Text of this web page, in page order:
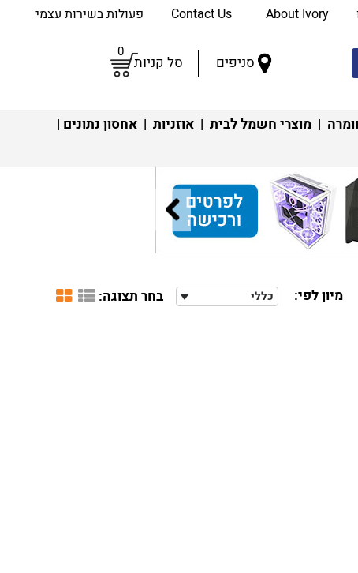
About Ivory פעולות בשירות עצמי
סניפים סל קניות
0
| מוצרי חשמל לבית | אוזניות | אחסון נתונים |
מיון לפי: כללי בחר תצוגה: